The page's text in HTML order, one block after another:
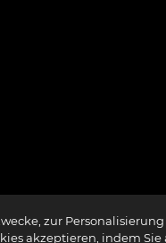
zur
akzeptieren, indem